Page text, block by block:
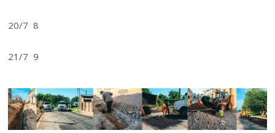
20/7 8
21/7 9